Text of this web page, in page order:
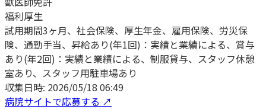
福利厚生
試用期間3ヶ月、社会保険、厚生年金、雇用保険、労災保
険、通勤手当、昇給あり(年1回)：実績と業績による、賞与
あり(年2回)：実績と業績による、制服貸与、スタッフ休憩
室あり、スタッフ用駐車場あり
収集日時: 2026/05/18 06:49
病院サイトで応募する ↗